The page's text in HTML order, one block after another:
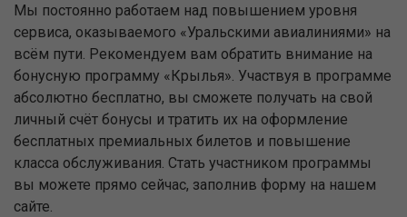
Мы постоянно работаем над повышением уровня
сервиса, оказываемого «Уральскими авиалиниями» на
всём пути. Рекомендуем вам обратить внимание на
бонусную программу «Крылья». Участвуя в программе
абсолютно бесплатно, вы сможете получать на свой
личный счёт бонусы и тратить их на оформление
бесплатных премиальных билетов и повышение
класса обслуживания. Стать участником программы
вы можете прямо сейчас, заполнив форму на нашем
сайте.